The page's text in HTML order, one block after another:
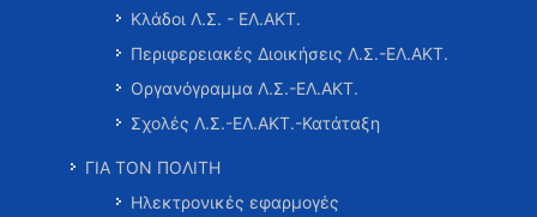
Κλάδοι Λ.Σ. - ΕΛ.ΑΚΤ.
Περιφερειακές Διοικήσεις Λ.Σ.-ΕΛ.ΑΚΤ.
Οργανόγραμμα Λ.Σ.-ΕΛ.ΑΚΤ.
Σχολές Λ.Σ.-ΕΛ.ΑΚΤ.-Κατάταξη
ΓΙΑ ΤΟΝ ΠΟΛΙΤΗ
Ηλεκτρονικές εφαρμογές